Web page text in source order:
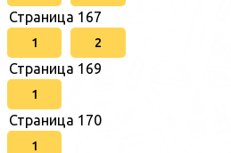
Страница 167
1 2
Страница 169
1
Страница 170
1